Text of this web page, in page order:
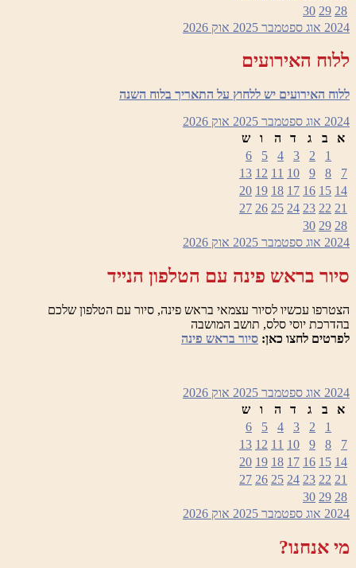
28
29
30
2024 אוג ספטמבר 2025 אוק 2026
ללוח האירועים
ללוח האירועים יש ללחוץ על התאריך בלוח השנה
2024 אוג ספטמבר 2025 אוק 2026
א
ב ג ד ה ו
ש
1
2
3
4
5
6
7
8
9
10
11
12
13
14
15
16
17
18
19
20
21
22
23
24
25
26
27
28
29
30
2024 אוג ספטמבר 2025 אוק 2026
סיור בראש פינה עם הטלפון הנייד
הצטרפו עכשיו לסיור עצמאי בראש פינה, סיור עם הטלפון שלכם
בהדרכת יוסי סלס, תושב המושבה
לפרטים לחצו כאן: סיור בראש פינה
2024 אוג ספטמבר 2025 אוק 2026
א
ב ג ד ה ו
ש
1
2
3
4
5
6
7
8
9
10
11
12
13
14
15
16
17
18
19
20
21
22
23
24
25
26
27
28
29
30
2024 אוג ספטמבר 2025 אוק 2026
מי אנחנו?